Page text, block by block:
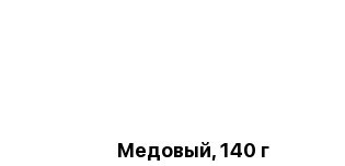
Медовый, 140 г